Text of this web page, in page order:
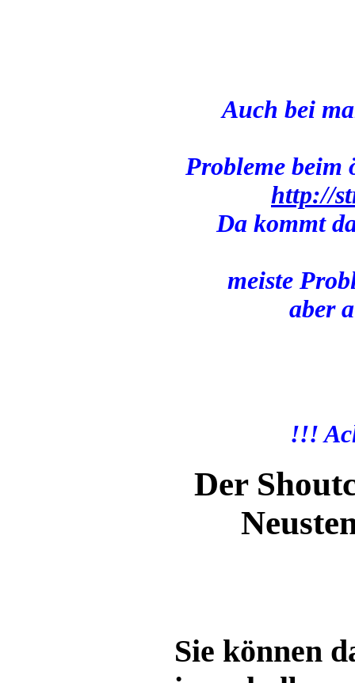
Auch bei
Probleme beim
http://
Da kommt
meiste
aber
!!!
Der
Sie können